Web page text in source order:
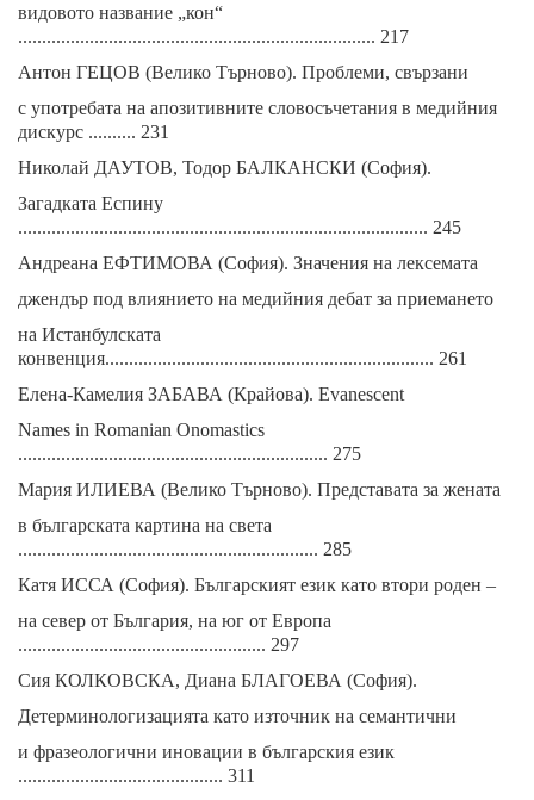
видовото название „кон“
........................................................................... 217
Антон ГЕЦОВ (Велико Търново). Проблеми, свързани
с употребата на апозитивните словосъчетания в медийния
дискурс .......... 231
Николай ДАУТОВ, Тодор БАЛКАНСКИ (София).
Загадката Еспину
...................................................................................... 245
Андреана ЕФТИМОВА (София). Значения на лексемата
джендър под влиянието на медийния дебат за приемането
на Истанбулската
конвенция..................................................................... 261
Елена-Камелия ЗАБАВА (Крайова). Evanescent
Names in Romanian Onomastics
................................................................. 275
Мария ИЛИЕВА (Велико Търново). Представата за жената
в българската картина на света
............................................................... 285
Катя ИССА (София). Българският език като втори роден –
на север от България, на юг от Европа
.................................................... 297
Сия КОЛКОВСКА, Диана БЛАГОЕВА (София).
Детерминологизацията като източник на семантични
и фразеологични иновации в българския език
........................................... 311